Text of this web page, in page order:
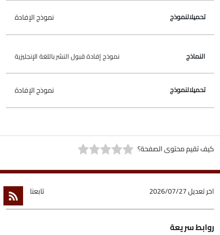
نموذج الإفادة
نموذج إفادة قبول النشر باللغة الإنجليزية
نموذج الإفادة
كيف تقيم محتوى الصفحة؟
اخر تعديل2026/07/27 تابعنا
روابط سريعة